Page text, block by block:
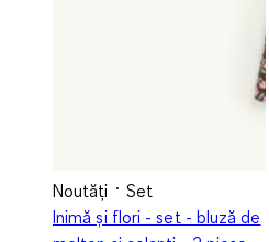
Noutăți
Set
Inimă și flori - set - bluză de